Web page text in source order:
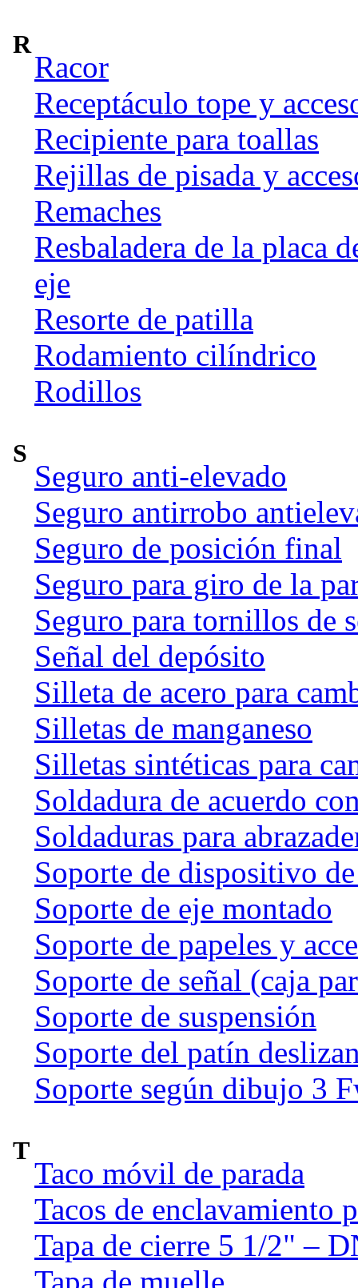
R
Racor
Receptáculo tope y
Recipiente para toallas
Rejillas de pisada y
Remaches
Resbaladera de la placa
eje
Resorte de patilla
Rodamiento cilíndrico
Rodillos
S
Seguro anti-elevado
Seguro antirrobo
Seguro de posición final
Seguro para giro de la
Seguro para tornillos de
Señal del depósito
Silleta de acero para
Silletas de manganeso
Silletas sintéticas para
Soldadura de acuerdo
Soldaduras para
Soporte de dispositivo
Soporte de eje montado
Soporte de papeles y
Soporte de señal (caja
Soporte de suspensión
Soporte del patín
Soporte según dibujo 3
T
Taco móvil de parada
Tacos de enclavamiento
Tapa de cierre 5 1/2" –
Tapa de muelle